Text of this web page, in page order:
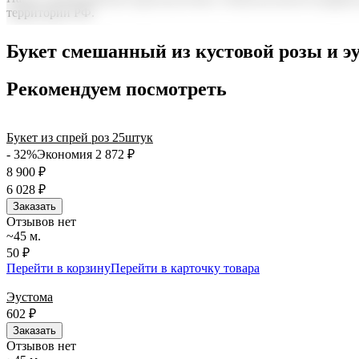
территории РФ.
точность до минуты. Выбирайте, где купить и сколько стоит
Букет смешанный из кустовой розы и
Рекомендуем посмотреть
Букет из спрей роз 25штук
- 32%Экономия 2 872 ₽
8 900 ₽
6 028 ₽
Заказать
Отзывов нет
~45 м.
50 ₽
Перейти в корзинуПерейти в карточку товара
Эустома
602 ₽
Заказать
Отзывов нет